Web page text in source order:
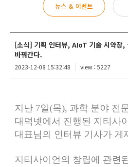
뉴스 & 이벤트
[소식] 기획 인터뷰, AIoT 기술 시약장,
바꿔간다.
2023-12-08 15:32:48 view : 5227
지난 7일(목), 과학 분야 전
대덕넷에서 진행된 지티사
대표님의 인터뷰 기사가 게
지티사이언의 창립에 관련